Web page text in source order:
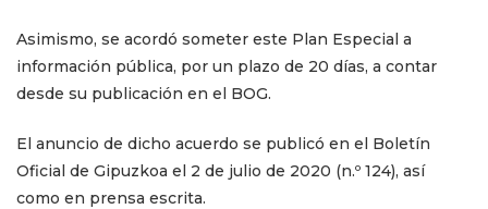
Asimismo, se acordó someter este Plan Especial a
información pública, por un plazo de 20 días, a contar
desde su publicación en el BOG.
El anuncio de dicho acuerdo se publicó en el Boletín
Oficial de Gipuzkoa el 2 de julio de 2020 (n.º 124), así
como en prensa escrita.